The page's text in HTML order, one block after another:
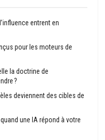
entrent en
pour les moteurs de
la doctrine de
?
deviennent des cibles de
une IA répond à votre